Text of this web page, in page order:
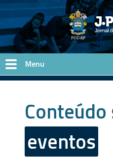
Pular para o conteúdo principal
eventos